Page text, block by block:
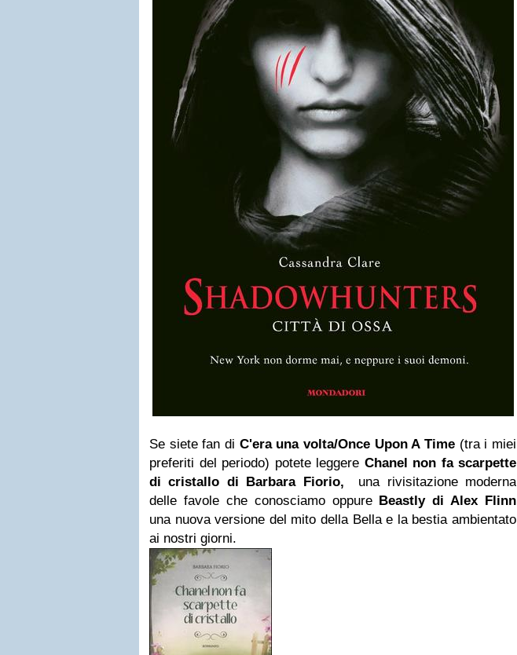
Se siete fan di C'era una volta/Once Upon A Time (tra i miei
preferiti del periodo) potete leggere Chanel non fa scarpette
di cristallo di Barbara Fiorio, una rivisitazione moderna
delle favole che conosciamo oppure Beastly di Alex Flinn
una nuova versione del mito della Bella e la bestia ambientato
ai nostri giorni.